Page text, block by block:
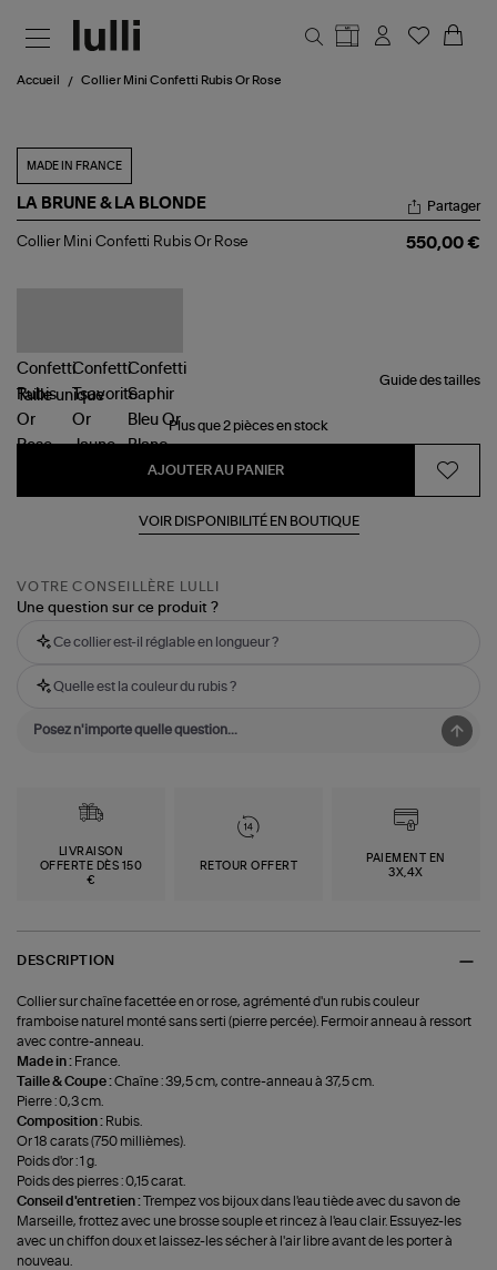
Accueil Collier Mini Confetti Rubis Or Rose
MADE IN FRANCE
LA BRUNE & LA BLONDE
Collier
Partager
Collier Mini Confetti Rubis Or Rose 550,00 €
Guide des tailles
Tailleunique
Plus que 2 pièces en stock
AJOUTER AU PANIER
VOIR DISPONIBILITÉ EN BOUTIQUE
VOTRE CONSEILLÈRE LULLI
Une question sur ce produit ?
Ce collier est-il réglable en longueur ?
Quelle est la couleur du rubis ?
LIVRAISON
OFFERTE DÈS 150
€
RETOUR OFFERT
PAIEMENT EN
3X,4X
DESCRIPTION
Collier sur chaîne facettée en or rose, agrémenté d'un rubis couleur
framboise naturel monté sans serti (pierre percée). Fermoir anneau à ressort
avec contre-anneau.
Made in : France.
Taille & Coupe :Chaîne : 39,5 cm, contre-anneau à 37,5 cm.
Pierre : 0,3 cm.
Composition : Rubis.
Or 18 carats (750 millièmes).
Poids d'or : 1 g.
Poids des pierres : 0,15 carat.
Conseil d'entretien :
Trempez vos bijoux dans l'eau tiède avec du savon de
Marseille, frottez avec une brosse souple et rincez à l'eau clair. Essuyez-les
avec un chiffon doux et laissez-les sécher à l'air libre avant de les porter à
nouveau.